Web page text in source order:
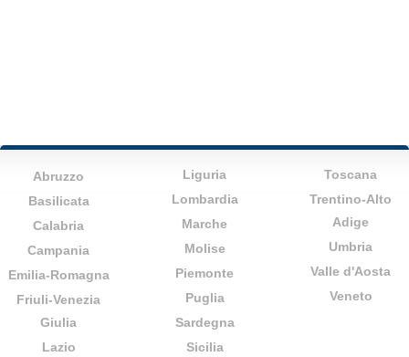
Abruzzo
Basilicata
Calabria
Campania
Emilia-Romagna
Friuli-Venezia
Giulia
Lazio
Liguria
Lombardia
Marche
Molise
Piemonte
Puglia
Sardegna
Sicilia
Toscana
Trentino-Alto
Adige
Umbria
Valle d'Aosta
Veneto